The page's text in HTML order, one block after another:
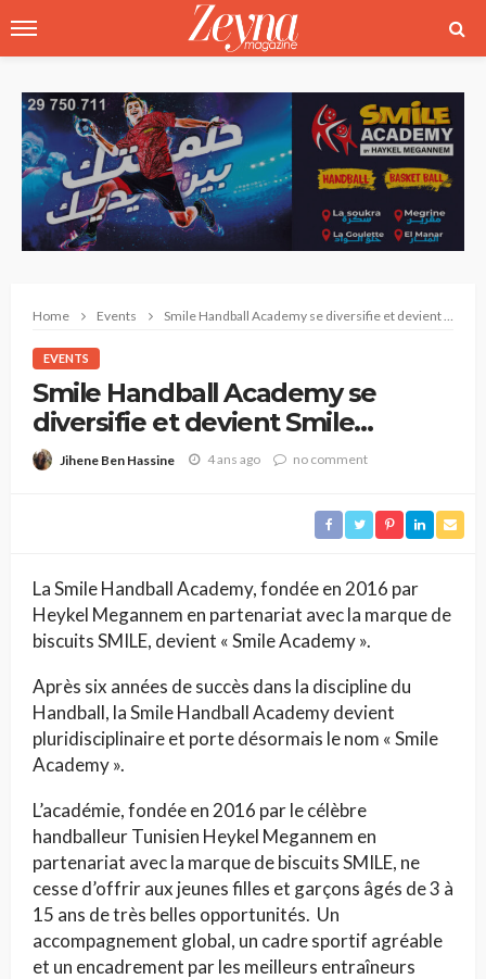
Home Events Smile Handball Academy se diversifie et devient Smile Academy
EVENTS
Smile Handball Academy se
diversifie et devient Smile
Academy
Jihene Ben Hassine 4 ans ago no comment
La Smile Handball Academy, fondée en 2016 par
Heykel Megannem en partenariat avec la marque de
biscuits SMILE, devient « Smile Academy ».
Après six années de succès dans la discipline du
Handball, la Smile Handball Academy devient
pluridisciplinaire et porte désormais le nom « Smile
Academy ».
L’académie, fondée en 2016 par le célèbre
handballeur Tunisien Heykel Megannem en
partenariat avec la marque de biscuits SMILE, ne
cesse d’offrir aux jeunes filles et garçons âgés de 3 à
15 ans de très belles opportunités. Un
accompagnement global, un cadre sportif agréable
et un encadrement par les meilleurs entraîneurs